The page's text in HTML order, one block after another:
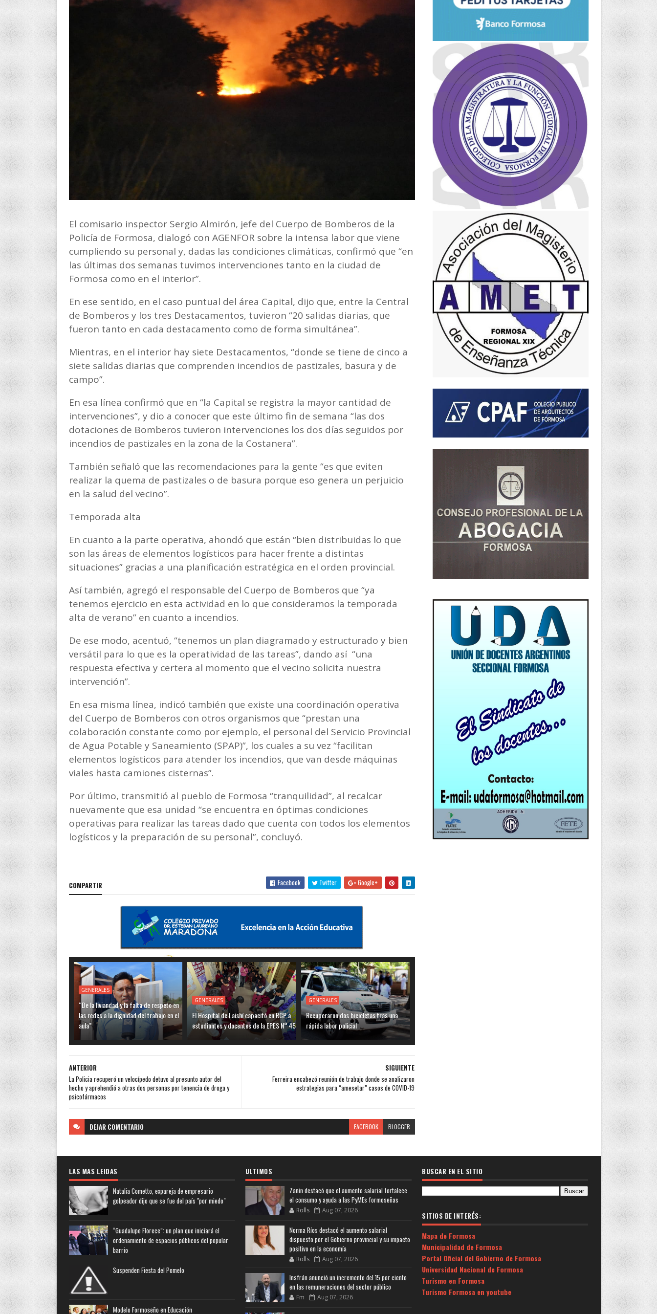
El comisario inspector Sergio Almirón, jefe del Cuerpo de Bomberos de la
Policía de Formosa, dialogó con AGENFOR sobre la intensa labor que viene
cumpliendo su personal y, dadas las condiciones climáticas, confirmó que “en
las últimas dos semanas tuvimos intervenciones tanto en la ciudad de
Formosa como en el interior”.
En ese sentido, en el caso puntual del área Capital, dijo que, entre la Central
de Bomberos y los tres Destacamentos, tuvieron “20 salidas diarias, que
fueron tanto en cada destacamento como de forma simultánea”.
Mientras, en el interior hay siete Destacamentos, “donde se tiene de cinco a
siete salidas diarias que comprenden incendios de pastizales, basura y de
campo”.
En esa línea confirmó que en “la Capital se registra la mayor cantidad de
intervenciones”, y dio a conocer que este último fin de semana “las dos
dotaciones de Bomberos tuvieron intervenciones los dos días seguidos por
incendios de pastizales en la zona de la Costanera”.
También señaló que las recomendaciones para la gente “es que eviten
realizar la quema de pastizales o de basura porque eso genera un perjuicio
en la salud del vecino”.
Temporada alta
En cuanto a la parte operativa, ahondó que están “bien distribuidas lo que
son las áreas de elementos logísticos para hacer frente a distintas
situaciones” gracias a una planificación estratégica en el orden provincial.
Así también, agregó el responsable del Cuerpo de Bomberos que “ya
tenemos ejercicio en esta actividad en lo que consideramos la temporada
alta de verano” en cuanto a incendios.
De ese modo, acentuó, “tenemos un plan diagramado y estructurado y bien
versátil para lo que es la operatividad de las tareas”, dando así “una
respuesta efectiva y certera al momento que el vecino solicita nuestra
intervención”.
En esa misma línea, indicó también que existe una coordinación operativa
del Cuerpo de Bomberos con otros organismos que “prestan una
colaboración constante como por ejemplo, el personal del Servicio Provincial
de Agua Potable y Saneamiento (SPAP)”, los cuales a su vez “facilitan
elementos logísticos para atender los incendios, que van desde máquinas
viales hasta camiones cisternas”.
Por último, transmitió al pueblo de Formosa “tranquilidad”, al recalcar
nuevamente que esa unidad “se encuentra en óptimas condiciones
operativas para realizar las tareas dado que cuenta con todos los elementos
logísticos y la preparación de su personal”, concluyó.
COMPARTIR Facebook Twitter Google+
GENERALES
“De la liviandad y la falta de respeto en
las redes a la dignidad del trabajo en el
aula”
GENERALES
El Hospital de Laishí capacitó en RCP a
estudiantes y docentes de la EPES N° 45
GENERALES
Recuperaron dos bicicletas tras una
rápida labor policial
SIGUIENTE
Ferreira encabezó reunión de trabajo donde se analizaron
estrategias para “amesetar” casos de COVID-19
ANTERIOR
La Policia recuperó un velocípedo detuvo al presunto autor del
hecho y aprehendió a otras dos personas por tenencia de droga y
psicofármacos
DEJAR COMENTARIO FACEBOOK BLOGGER
LAS MAS LEIDAS
Natalia Cometto, expareja de empresario
golpeador dijo que se fue del país "por miedo"
“Guadalupe Florece”: un plan que iniciará el
ordenamiento de espacios públicos del popular
barrio
Suspenden Fiesta del Pomelo
Modelo Formoseño en Educación
ULTIMOS
Zanin destacó que el aumento salarial fortalece
el consumo y ayuda a las PyMEs formoseñas
Rolls Aug 07, 2026
Norma Ríos destacó el aumento salarial
dispuesto por el Gobierno provincial y su impacto
positivo en la economía
Rolls Aug 07, 2026
Insfrán anunció un incremento del 15 por ciento
en las remuneraciones del sector público
Fm Aug 07, 2026
BUSCAR EN EL SITIO
SITIOS DE INTERÉS:
Mapa de Formosa
Municipalidad de Formosa
Portal Oficial del Gobierno de Formosa
Universidad Nacional de Formosa
Turismo en Formosa
Turismo Formosa en youtube